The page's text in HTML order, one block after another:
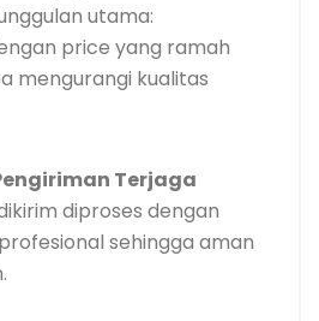
utama:
price yang ramah
mengurangi kualitas
Terjaga
diproses dengan
sehingga aman